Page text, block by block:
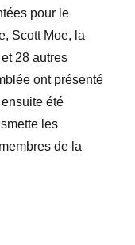
pour le
Scott Moe, la
et 28 autres
ont présenté
été
les
de la